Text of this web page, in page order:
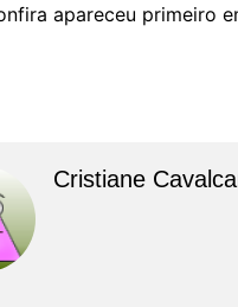
apareceu primeiro
Cristiane